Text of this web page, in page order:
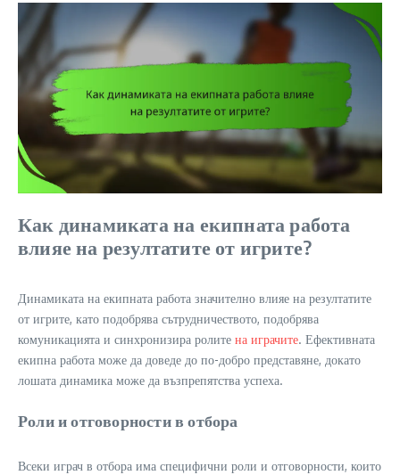
Как динамиката на екипната работа
влияе на резултатите от игрите?
Динамиката на екипната работа значително влияе на резултатите
от игрите, като подобрява сътрудничеството, подобрява
комуникацията и синхронизира ролите на играчите. Ефективната
екипна работа може да доведе до по-добро представяне, докато
лошата динамика може да възпрепятства успеха.
Роли и отговорности в отбора
Всеки играч в отбора има специфични роли и отговорности, които